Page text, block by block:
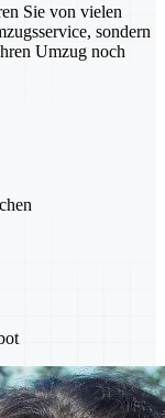
Sie von vielen
sondern
Umzug noch